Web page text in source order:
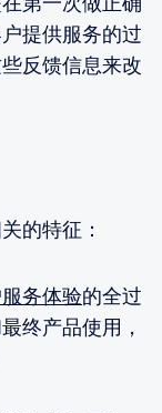
提供服务的过
反馈信息来改
的特征：
务体验的全过
终产品使用，